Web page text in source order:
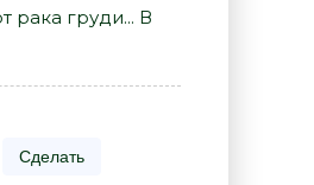
рака груди... В
Сделать